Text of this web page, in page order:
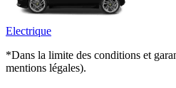
Electrique
*Dans la limite des conditions et
mentions légales).